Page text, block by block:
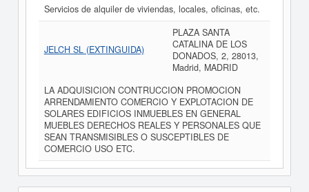
Servicios de alquiler de viviendas, locales, oficinas, etc.
JELCH SL (EXTINGUIDA)
PLAZA SANTA
CATALINA DE LOS
DONADOS, 2, 28013,
Madrid, MADRID
LA ADQUISICION CONTRUCCION PROMOCION
ARRENDAMIENTO COMERCIO Y EXPLOTACION DE
SOLARES EDIFICIOS INMUEBLES EN GENERAL
MUEBLES DERECHOS REALES Y PERSONALES QUE
SEAN TRANSMISIBLES O SUSCEPTIBLES DE
COMERCIO USO ETC.